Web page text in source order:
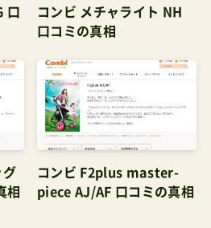
口
コンビ メチャライト NH
口コミの真相
グ
相
コンビ F2plus master-
piece AJ/AF 口コミの真相